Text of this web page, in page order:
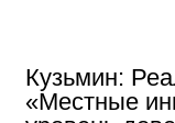
Кузьмин:
«Местные